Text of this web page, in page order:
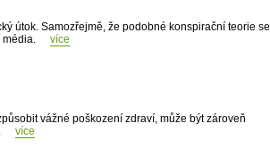
útok. Samozřejmě, že podobné konspirační teorie se
média.
více
vážné poškození zdraví, může být zároveň
více